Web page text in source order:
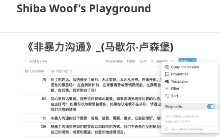
Shiba Woof's Playground